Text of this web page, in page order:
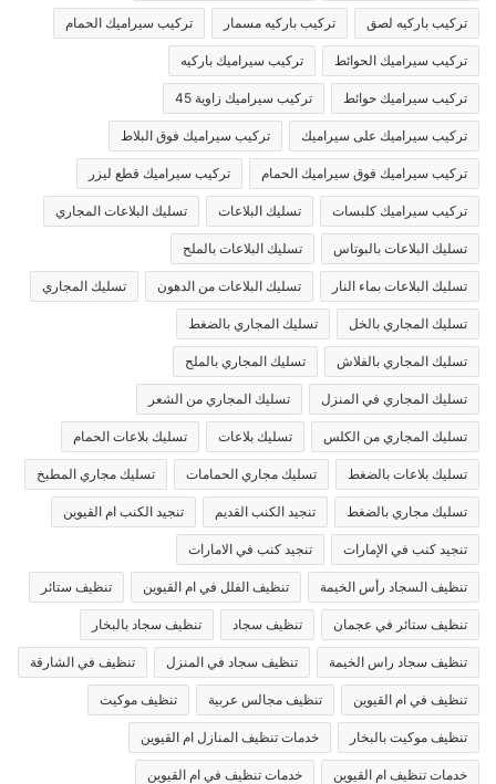
تركيب باركيه لصق تركيب باركيه مسمار تركيب سيراميك الحمام
تركيب سيراميك الحوائط تركيب سيراميك باركيه
تركيب سيراميك حوائط تركيب سيراميك زاوية 45
تركيب سيراميك على سيراميك تركيب سيراميك فوق البلاط
تركيب سيراميك فوق سيراميك الحمام تركيب سيراميك قطع ليزر
تركيب سيراميك كلبسات تسليك البلاعات تسليك البلاعات المجاري
تسليك البلاعات بالبوتاس تسليك البلاعات بالملح
تسليك البلاعات بماء النار تسليك البلاعات من الدهون تسليك المجاري
تسليك المجاري بالخل تسليك المجاري بالضغط
تسليك المجاري بالفلاش تسليك المجاري بالملح
تسليك المجاري في المنزل تسليك المجاري من الشعر
تسليك المجاري من الكلس تسليك بلاعات تسليك بلاعات الحمام
تسليك بلاعات بالضغط تسليك مجاري الحمامات تسليك مجاري المطبخ
تسليك مجاري بالضغط تنجيد الكنب القديم تنجيد الكنب ام القيوين
تنجيد كنب في الإمارات تنجيد كنب في الامارات
تنظيف السجاد رأس الخيمة تنظيف الفلل في ام القيوين تنظيف ستائر
تنظيف ستائر في عجمان تنظيف سجاد تنظيف سجاد بالبخار
تنظيف سجاد راس الخيمة تنظيف سجاد في المنزل تنظيف في الشارقة
تنظيف في ام القيوين تنظيف مجالس عربية تنظيف موكيت
تنظيف موكيت بالبخار خدمات تنظيف المنازل ام القيوين
خدمات تنظيف ام القيوين خدمات تنظيف في ام القيوين